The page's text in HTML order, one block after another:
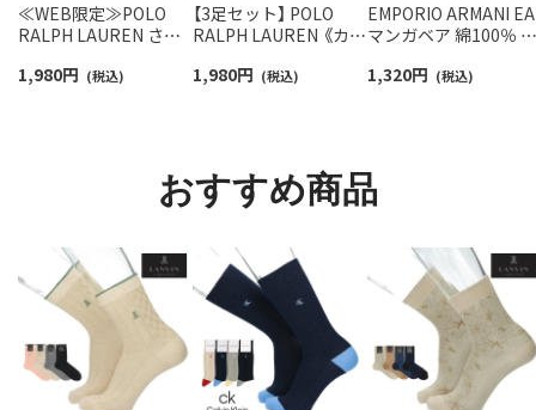
≪WEB限定≫POLO
RALPH LAUREN さら
スニーカー丈ソックス
1,980円 (税込)
【3足セット】 POLO
RALPH LAUREN 《カラ
ンポイントソックス シ
1,980円 (税込)
EMPORIO ARMANI EA
マンガベア 綿100％ ミ
最短翌日発送】
1,320円 (税込)
おすすめ商品